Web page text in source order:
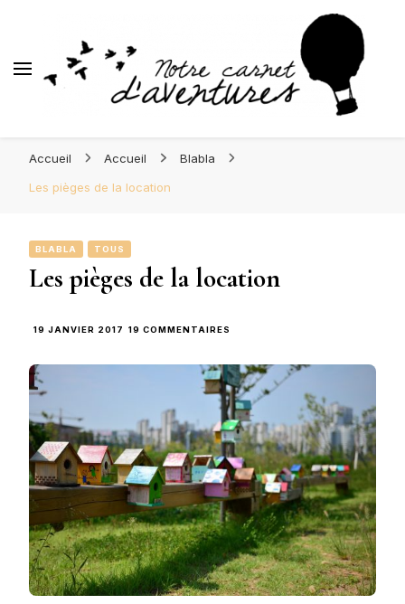
d'Aventures
Accueil Accueil
Blabla
Les pièges de la location
BLABLA TOUS
Les pièges de la location
19 JANVIER 2017 19 COMMENTAIRES
DE
LA
LOCATION